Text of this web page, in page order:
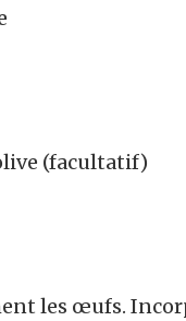
(facultatif)
les œufs.